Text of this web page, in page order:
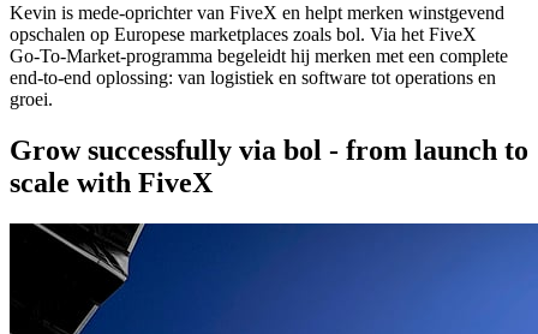
Kevin is mede‑oprichter van FiveX en helpt merken winstgevend
opschalen op Europese marketplaces zoals bol. Via het FiveX
Go‑To‑Market‑programma begeleidt hij merken met een complete
end‑to‑end oplossing: van logistiek en software tot operations en
groei.
Grow successfully via bol - from launch to
scale with FiveX